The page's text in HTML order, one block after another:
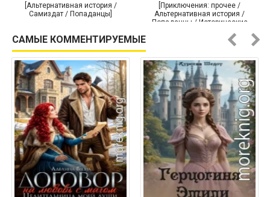
[Альтернативная история /
Самиздат / Попаданцы]
[Приключения: прочее /
Альтернативная история /
Попаданцы / Исторические
САМЫЕ КОММЕНТИРУЕМЫЕ